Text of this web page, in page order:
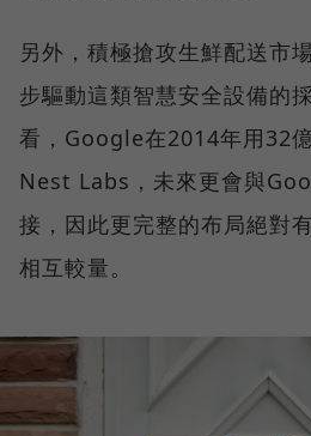
另外，積極搶攻生鮮配送市
步驅動這類智慧安全設備的
看，Google在2014年用32
Nest Labs，未來更會與
接，因此更完整的布局絕對
相互較量。